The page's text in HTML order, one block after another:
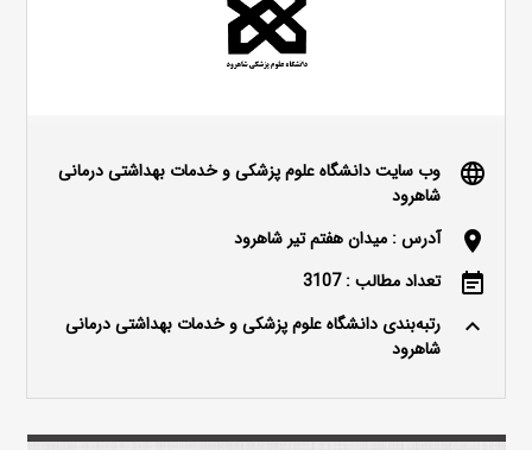
language
وب سایت دانشگاه علوم پزشکی و خدمات بهداشتی درمانی
شاهرود
location_on آدرس : میدان هفتم تیر شاهرود
event_note تعداد مطالب : 3107
keyboard_arrow_up
رتبه‌بندی دانشگاه علوم پزشکی و خدمات بهداشتی درمانی
شاهرود